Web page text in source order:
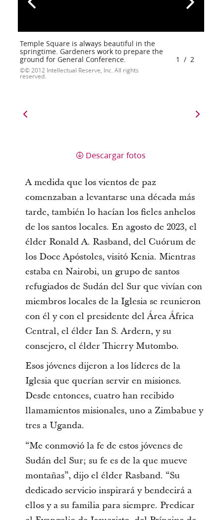
Temple Square is always beautiful in the
springtime. Gardeners work to prepare the
ground for General Conference.
© 2012 Intellectual Reserve, Inc. All rights
reserved.
1 / 2
Descargar fotos
A medida que los vientos de paz
comenzaban a levantarse una década más
tarde, también lo hacían los fieles anhelos
de los santos locales. En agosto de 2023, el
élder Ronald A. Rasband, del Cuórum de
los Doce Apóstoles, visitó Kenia. Mientras
estaba en Nairobi, un grupo de santos
refugiados de Sudán del Sur que vivían con
miembros locales de la Iglesia se reunieron
con él y con el presidente del Área África
Central, el élder Ian S. Ardern, y su
consejero, el élder Thierry Mutombo.
Esos jóvenes dijeron a los líderes de la
Iglesia que querían servir en misiones.
Desde entonces, cuatro han recibido
llamamientos misionales, uno a Zimbabue y
tres a Uganda.
“Me conmovió la fe de estos jóvenes de
Sudán del Sur; su fe es de la que mueve
montañas”, dijo el élder Rasband. “Su
dedicado servicio inspirará y bendecirá a
ellos y a su familia para siempre. Predicar